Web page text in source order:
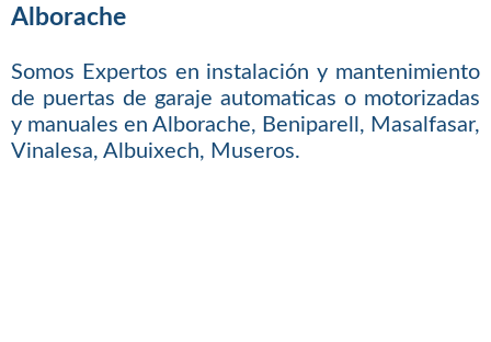
Alborache
Somos Expertos en instalación y mantenimiento
de puertas de garaje automaticas o motorizadas
y manuales en Alborache, Beniparell, Masalfasar,
Vinalesa, Albuixech, Museros.